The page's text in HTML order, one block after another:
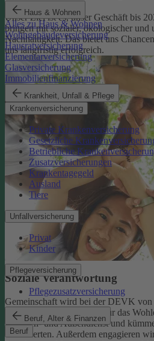
Haus & Wohnen
Alles zu Haus & Wohnen
Wohngebäudeversicherung
Hausratversicherung
Elementarversicherung
Glasversicherung
Immobilienfinanzierung
Krankheit, Unfall & Pflege
Krankenversicherung
Private Krankenversicherung
Gesetzliche
Betriebliche
Zusatzversicherungen
Krankentagegeld
Ausland
Tiere
Unfallversicherung
Privat
Kinder
Pflegeversicherung
Pflegezusatzversicherung
Beruf, Alter & Finanzen
Beruf
Unser Ziel ist es, unser Geschäft bis
bringen mit sozialer, ökologischer und
Nachhaltigkeit. Das bietet uns
uns langfristig erfolgreich.
Soziale Verantwortung
Gemeinschaft wird bei der DEVK von
Deshalb tragen wir Sorge für das
im Innen- und Außendienst und
Versicherten. Außerdem engagieren